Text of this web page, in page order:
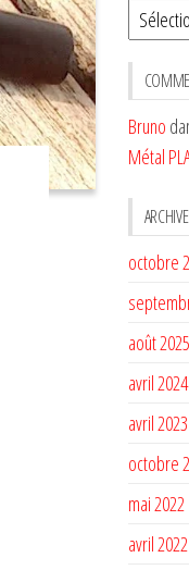
une
Bruno
Métal
octobre
août 2025
avril 2024
avril 2023
octobre
mai 2022
avril 2022